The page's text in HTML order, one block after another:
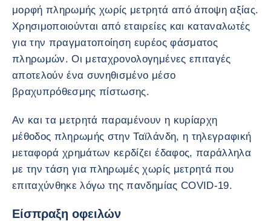
μορφή πληρωμής χωρίς μετρητά από άποψη αξίας.
Χρησιμοποιούνται από εταιρείες και καταναλωτές
για την πραγματοποίηση ευρέος φάσματος
πληρωμών. Οι μεταχρονολογημένες επιταγές
αποτελούν ένα συνηθισμένο μέσο
βραχυπρόθεσμης πίστωσης.
Αν και τα μετρητά παραμένουν η κυρίαρχη
μέθοδος πληρωμής στην Ταϊλάνδη, η τηλεγραφική
μεταφορά χρημάτων κερδίζει έδαφος, παράλληλα
με την τάση για πληρωμές χωρίς μετρητά που
επιταχύνθηκε λόγω της πανδημίας COVID-19.
Είσπραξη οφειλών